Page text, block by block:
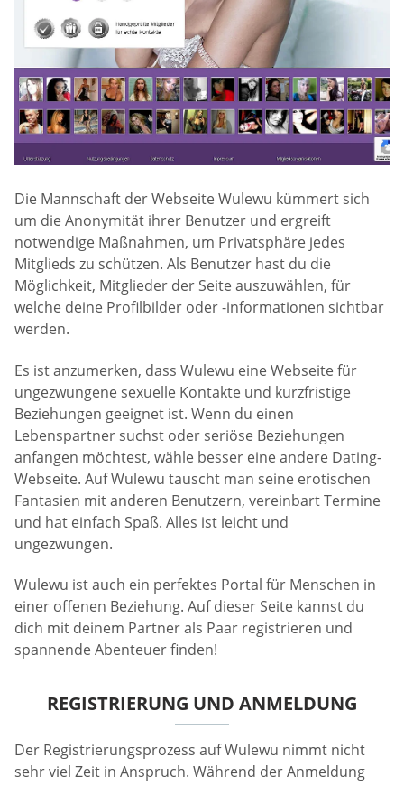
Die Mannschaft der Webseite Wulewu kümmert sich
um die Anonymität ihrer Benutzer und ergreift
notwendige Maßnahmen, um Privatsphäre jedes
Mitglieds zu schützen. Als Benutzer hast du die
Möglichkeit, Mitglieder der Seite auszuwählen, für
welche deine Profilbilder oder -informationen sichtbar
werden.
Es ist anzumerken, dass Wulewu eine Webseite für
ungezwungene sexuelle Kontakte und kurzfristige
Beziehungen geeignet ist. Wenn du einen
Lebenspartner suchst oder seriöse Beziehungen
anfangen möchtest, wähle besser eine andere Dating-
Webseite. Auf Wulewu tauscht man seine erotischen
Fantasien mit anderen Benutzern, vereinbart Termine
und hat einfach Spaß. Alles ist leicht und
ungezwungen.
Wulewu ist auch ein perfektes Portal für Menschen in
einer offenen Beziehung. Auf dieser Seite kannst du
dich mit deinem Partner als Paar registrieren und
spannende Abenteuer finden!
REGISTRIERUNG UND ANMELDUNG
Der Registrierungsprozess auf Wulewu nimmt nicht
sehr viel Zeit in Anspruch. Während der Anmeldung